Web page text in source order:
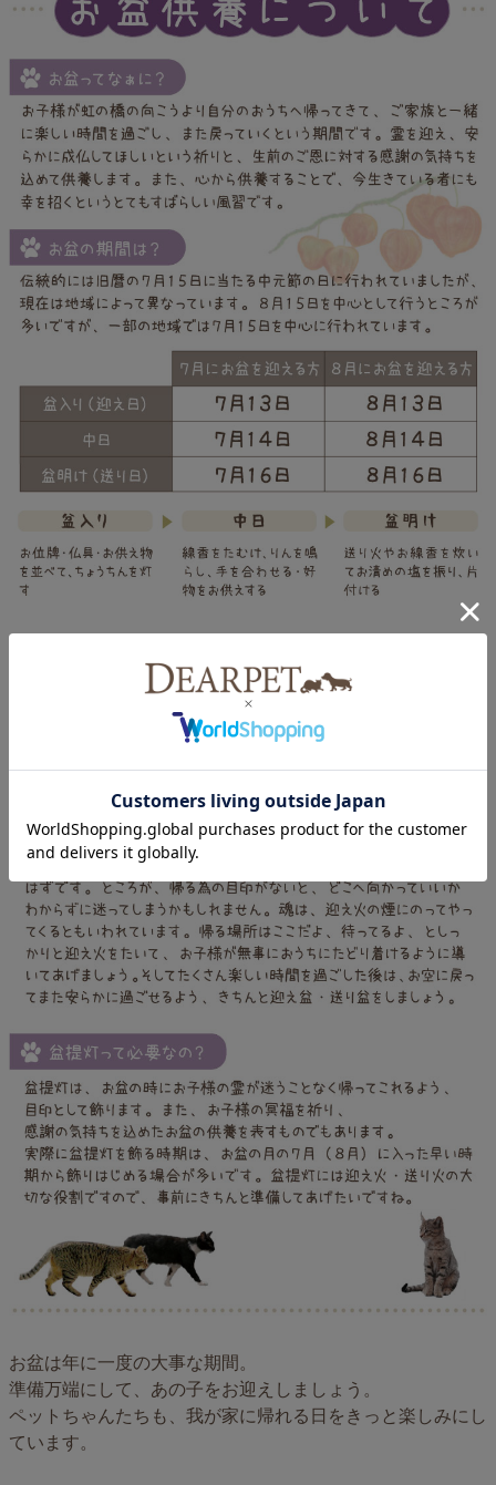
お盆は年に一度の大事な期間。
準備万端にして、あの子をお迎えしましょう。
ペットちゃんたちも、我が家に帰れる日をきっと楽しみにし
ています。